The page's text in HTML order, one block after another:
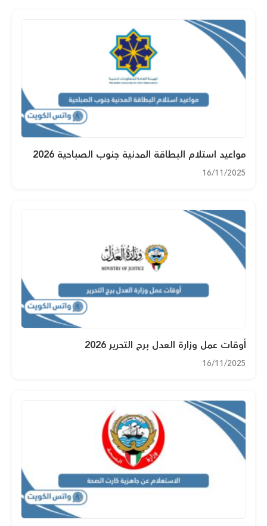
مواعيد استلام البطاقة المدنية جنوب الصباحية 2026
16/11/2025
أوقات عمل وزارة العدل برج التحرير 2026
16/11/2025